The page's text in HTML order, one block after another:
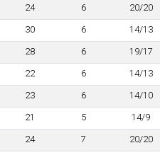
24 6 20/20
30 6 14/13
28 6 19/17
22 6 14/13
23 6 14/10
21 5 14/9
24 7 20/20